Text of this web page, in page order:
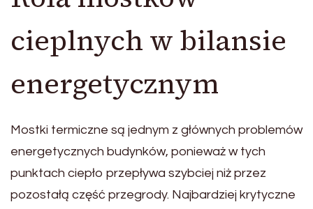
cieplnych w bilansie
energetycznym
Mostki termiczne są jednym z głównych problemów
energetycznych budynków, ponieważ w tych
punktach ciepło przepływa szybciej niż przez
pozostałą część przegrody. Najbardziej krytyczne